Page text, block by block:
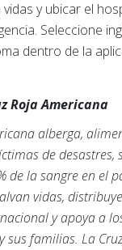
y ubicar el
Seleccione
dentro de la
Roja Americana
alberga,
de desastres,
de la sangre en el
vidas,
y apoya a
sus familias. La